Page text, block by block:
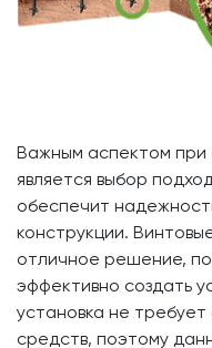
Важным аспектом при
является выбор
обеспечит
конструкции.
отличное решение,
эффективно создать
установка не
средств, поэтому